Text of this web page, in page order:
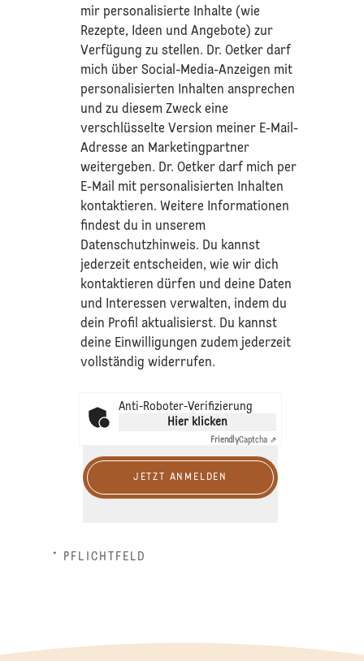
mir personalisierte Inhalte (wie
Rezepte, Ideen und Angebote) zur
Verfügung zu stellen. Dr. Oetker darf
mich über Social-Media-Anzeigen mit
personalisierten Inhalten ansprechen
und zu diesem Zweck eine
verschlüsselte Version meiner E-Mail-
Adresse an Marketingpartner
weitergeben. Dr. Oetker darf mich per
E-Mail mit personalisierten Inhalten
kontaktieren. Weitere Informationen
findest du in unserem
Datenschutzhinweis. Du kannst
jederzeit entscheiden, wie wir dich
kontaktieren dürfen und deine Daten
und Interessen verwalten, indem du
dein Profil aktualisierst. Du kannst
deine Einwilligungen zudem jederzeit
vollständig widerrufen.
Anti-Roboter-Verifizierung
Hier klicken
FriendlyCaptcha ⇗
JETZT ANMELDEN
* PFLICHTFELD